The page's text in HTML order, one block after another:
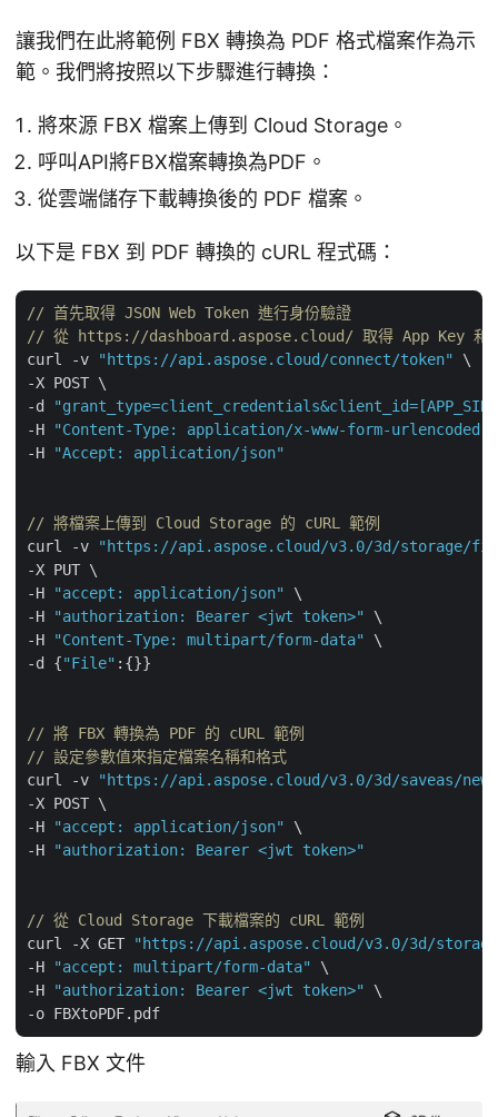
讓我們在此將範例 FBX 轉換為 PDF 格式檔案作為示
範。我們將按照以下步驟進行轉換：
將來源 FBX 檔案上傳到 Cloud Storage。
呼叫API將FBX檔案轉換為PDF。
從雲端儲存下載轉換後的 PDF 檔案。
以下是 FBX 到 PDF 轉換的 cURL 程式碼：
// 首先取得 JSON Web Token 進行身份驗證
// 從 https://dashboard.aspose.cloud/ 取得 App Key 和
curl -v
"https://api.aspose.cloud/connect/token"
\
-X POST \
-d
-H
"Content-Type: application/x-www-form-urlencoded"
-H
"Accept: application/json"
// 將檔案上傳到 Cloud Storage 的 cURL 範例
curl -v
"https://api.aspose.cloud/v3.0/3d/storage/
-X PUT \
-H
"accept: application/json"
\
-H
"authorization: Bearer <jwt token>"
\
-H
"Content-Type: multipart/form-data"
\
-d {"File" :{}}
// 將 FBX 轉換為 PDF 的 cURL 範例
// 設定參數值來指定檔案名稱和格式
curl -v
"https://api.aspose.cloud/v3.0/3d/saveas/
-X POST \
-H
"accept: application/json"
\
-H
"authorization: Bearer <jwt token>"
// 從 Cloud Storage 下載檔案的 cURL 範例
curl -X GET
"https://api.aspose.cloud/v3.0/3d/
-H
"accept: multipart/form-data"
\
-H
"authorization: Bearer <jwt token>"
\
輸入 FBX 文件